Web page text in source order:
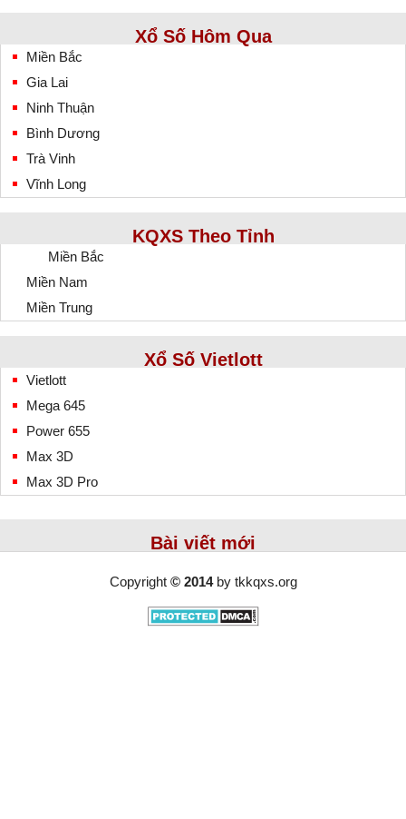
Xổ Số Hôm Qua
Miền Bắc
Gia Lai
Ninh Thuận
Bình Dương
Trà Vinh
Vĩnh Long
KQXS Theo Tỉnh
Miền Bắc
Miền Nam
Miền Trung
Xổ Số Vietlott
Vietlott
Mega 645
Power 655
Max 3D
Max 3D Pro
Bài viết mới
Copyright © 2014by tkkqxs.org